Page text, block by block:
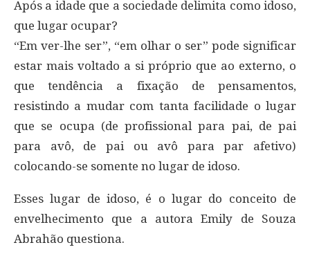
Após a idade que a sociedade delimita como idoso,
que lugar ocupar?
“Em ver-lhe ser”, “em olhar o ser” pode significar
estar mais voltado a si próprio que ao externo, o
que tendência a fixação de pensamentos,
resistindo a mudar com tanta facilidade o lugar
que se ocupa (de profissional para pai, de pai
para avô, de pai ou avô para par afetivo)
colocando-se somente no lugar de idoso.
Esses lugar de idoso, é o lugar do conceito de
envelhecimento que a autora Emily de Souza
Abrahão questiona.